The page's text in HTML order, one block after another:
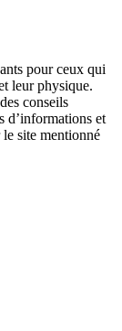
pour ceux qui
leur physique.
conseils
d’informations et
le site mentionné